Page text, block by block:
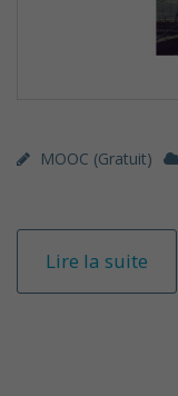
MOOC (gratuit)
Lire la suite